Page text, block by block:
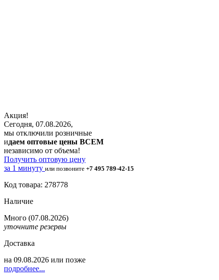
Акция!
Сегодня, 07.08.2026,
мы отключили розничные
идаем оптовые цены ВСЕМ
независимо от объема!
Получить оптовую цену
за 1 минуту или позвоните +7 495 789-42-15
Код товара: 278778
Наличие
Много (07.08.2026)
уточните резервы
Доставка
на 09.08.2026 или позже
подробнее...